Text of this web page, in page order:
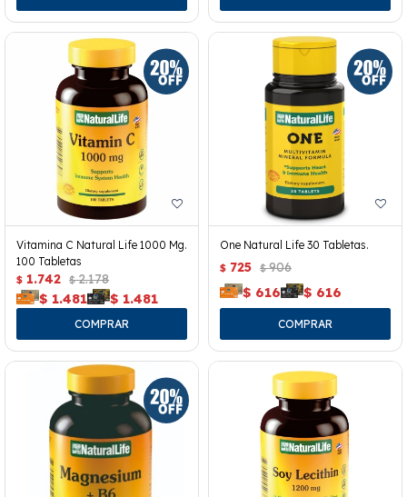
Vitamina C Natural Life 1000 Mg.
100 Tabletas
$ 1.742 $ 2.178
$ 1.481 $ 1.481
One Natural Life 30 Tabletas.
$ 725 $ 906
$ 616 $ 616